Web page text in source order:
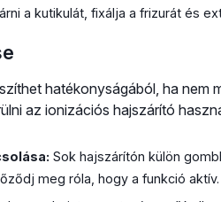
a kutikulát, fixálja a frizurát és
hatékonyságából, ha nem
az ionizációs hajszárító
Sok hajszárítón külön
meg róla, hogy a funkció aktív.